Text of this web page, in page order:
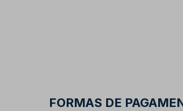
FORMAS DE